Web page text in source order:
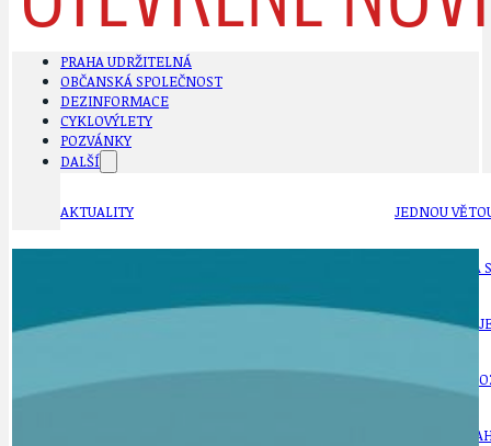
PRAHA UDRŽITELNÁ
OBČANSKÁ SPOLEČNOST
DEZINFORMACE
CYKLOVÝLETY
POZVÁNKY
DALŠÍ
AKTUALITY
CYKLOVÝLETY
DATA A VÝROČÍ
JEDNOU
KLÁNOVICKÁ
KRUHOVÝ
KULTURNÍ
NÁDRAŽÍ